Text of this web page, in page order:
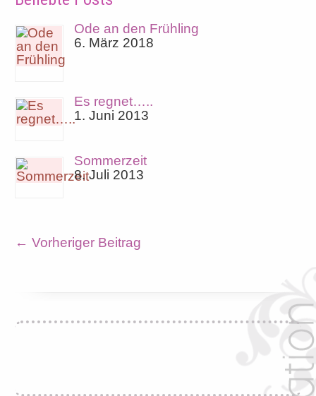
Ode an den Frühling
6. März 2018
Es regnet…..
1. Juni 2013
Sommerzeit
8. Juli 2013
← Vorheriger Beitrag